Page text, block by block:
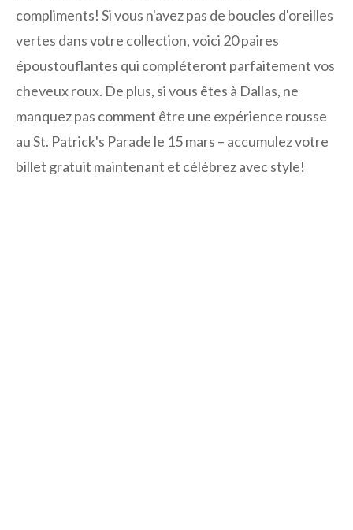
compliments! Si vous n'avez pas de boucles d'oreilles
vertes dans votre collection, voici 20 paires
époustouflantes qui compléteront parfaitement vos
cheveux roux. De plus, si vous êtes à Dallas, ne
manquez pas comment être une expérience rousse
au St. Patrick's Parade le 15 mars – accumulez votre
billet gratuit maintenant et célébrez avec style!